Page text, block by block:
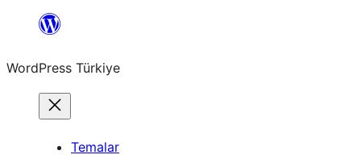
İçeriğe
WordPress Türkiye
Temalar